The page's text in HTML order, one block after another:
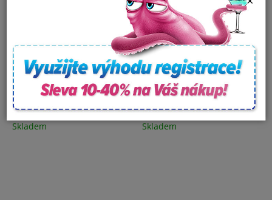
Přechodka - Koleno 90° -
z 60mm (vnitřní) na
60mm (vnější)
Skladem
Zátka plastová - 33 mm
Skladem